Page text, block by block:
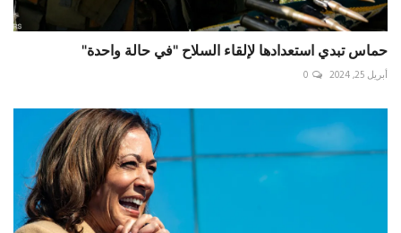
حماس تبدي استعدادها لإلقاء السلاح "في حالة واحدة"
أبريل 25, 2024 0